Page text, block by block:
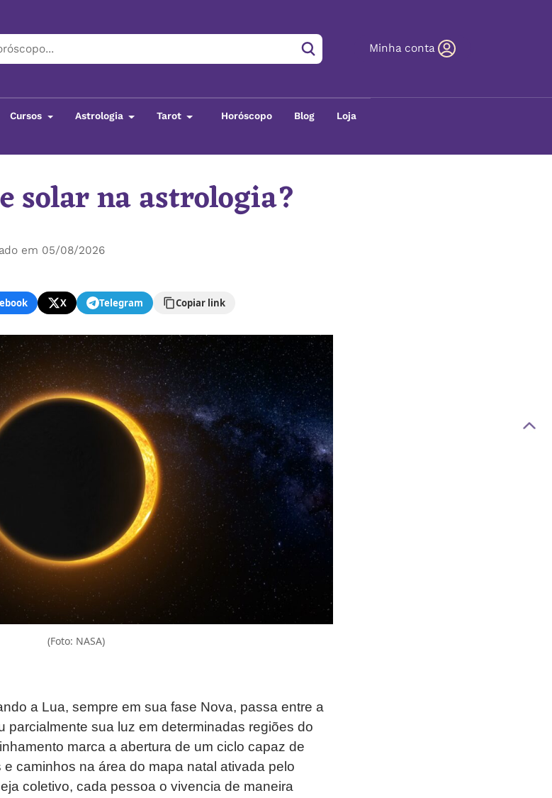
Minha conta
Cursos Astrologia Tarot Horóscopo Blog Loja
solar na astrologia?
em 05/08/2026
X Telegram Copiar link
(Foto: NASA)
a Lua, sempre em sua fase Nova, passa entre a
parcialmente sua luz em determinadas regiões do
marca a abertura de um ciclo capaz de
caminhos na área do mapa natal ativada pelo
coletivo, cada pessoa o vivencia de maneira